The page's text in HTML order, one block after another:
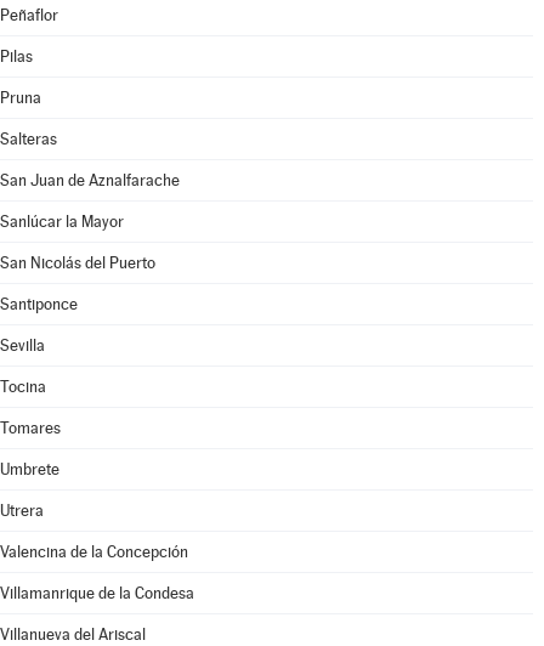
Peñaflor
Pilas
Pruna
Salteras
San Juan de Aznalfarache
Sanlúcar la Mayor
San Nicolás del Puerto
Santiponce
Sevilla
Tocina
Tomares
Umbrete
Utrera
Valencina de la Concepción
Villamanrique de la Condesa
Villanueva del Ariscal